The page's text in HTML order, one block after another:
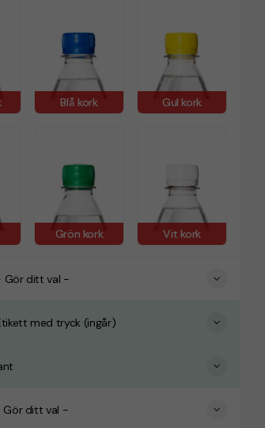
Blå kork Gul kork
Grön kork Vit kork
Gör ditt val -
med tryck (ingår)
Gör ditt val -